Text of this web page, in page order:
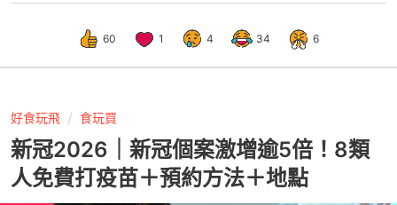
60 1 4 34 6
好食玩飛 食玩買
新冠2026｜新冠個案激增逾5倍！8類
人免費打疫苗＋預約方法＋地點